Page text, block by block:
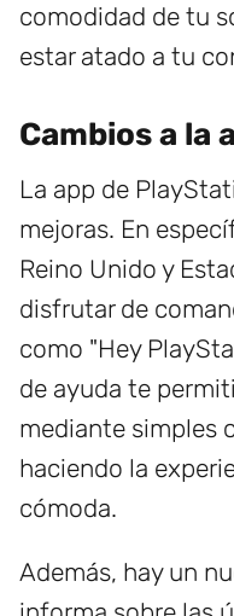
comodidad de tu
estar atado a tu
Cambios a la
La app de
mejoras. En
Reino Unido y
disfrutar de
como "Hey
de ayuda te
mediante simples
haciendo la
cómoda.
Además, hay un